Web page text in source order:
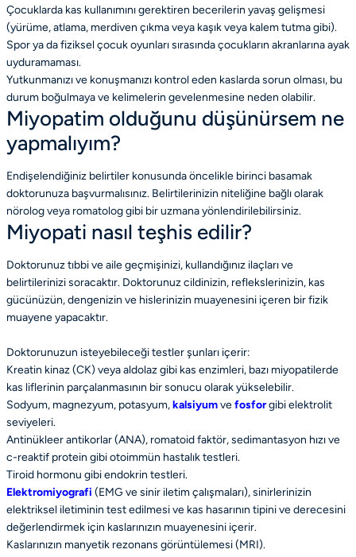
Çocuklarda kas kullanımını gerektiren becerilerin yavaş gelişmesi
(yürüme, atlama, merdiven çıkma veya kaşık veya kalem tutma gibi).
Spor ya da fiziksel çocuk oyunları sırasında çocukların akranlarına ayak
uyduramaması.
Yutkunmanızı ve konuşmanızı kontrol eden kaslarda sorun olması, bu
durum boğulmaya ve kelimelerin gevelenmesine neden olabilir.
Miyopatim olduğunu düşünürsem ne
yapmalıyım?
Endişelendiğiniz belirtiler konusunda öncelikle birinci basamak
doktorunuza başvurmalısınız. Belirtilerinizin niteliğine bağlı olarak
nörolog veya romatolog gibi bir uzmana yönlendirilebilirsiniz.
Miyopati nasıl teşhis edilir?
Doktorunuz tıbbi ve aile geçmişinizi, kullandığınız ilaçları ve
belirtilerinizi soracaktır. Doktorunuz cildinizin, reflekslerinizin, kas
gücünüzün, dengenizin ve hislerinizin muayenesini içeren bir fizik
muayene yapacaktır.
Doktorunuzun isteyebileceği testler şunları içerir:
Kreatin kinaz (CK) veya aldolaz gibi kas enzimleri, bazı miyopatilerde
kas liflerinin parçalanmasının bir sonucu olarak yükselebilir.
Sodyum, magnezyum, potasyum,kalsiyumvefosforgibi elektrolit
seviyeleri.
Antinükleer antikorlar (ANA), romatoid faktör, sedimantasyon hızı ve
c-reaktif protein gibi otoimmün hastalık testleri.
Tiroid hormonu gibi endokrin testleri.
Elektromiyografi (EMG ve sinir iletim çalışmaları), sinirlerinizin
elektriksel iletiminin test edilmesi ve kas hasarının tipini ve derecesini
değerlendirmek için kaslarınızın muayenesini içerir.
Kaslarınızın manyetik rezonans görüntülemesi (MRI).